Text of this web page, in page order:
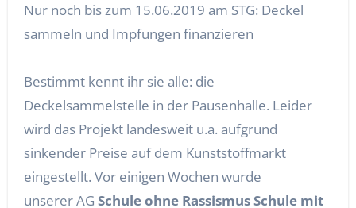
Nur noch bis zum 15.06.2019 am STG: Deckel
sammeln und Impfungen finanzieren
Bestimmt kennt ihr sie alle: die
Deckelsammelstelle in der Pausenhalle. Leider
wird das Projekt landesweit u.a. aufgrund
sinkender Preise auf dem Kunststoffmarkt
eingestellt. Vor einigen Wochen wurde
unserer AG Schule ohne Rassismus Schule mit